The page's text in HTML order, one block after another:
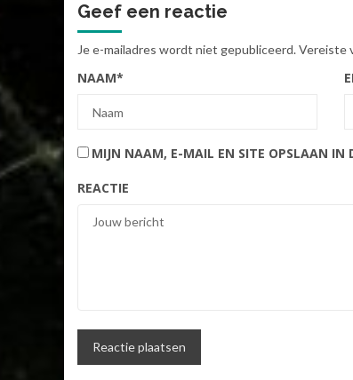
Geef een reactie
Je e-mailadres wordt niet gepubliceerd.Vereiste
NAAM*
MIJN NAAM, E-MAIL EN SITE OPSLAAN IN
REACTIE